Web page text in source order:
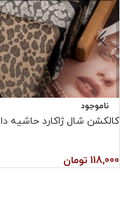
ناموجود
کالکشن شال ژاکارد حاشیه
118,000 تومان